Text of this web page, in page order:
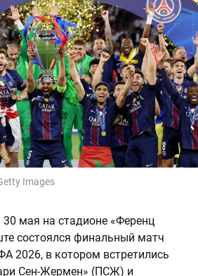
Images
30 мая на стадионе «Ференц
состоялся финальный матч
2026, в котором встретились
Сен-Жермен» (ПСЖ) и